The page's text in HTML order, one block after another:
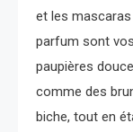
et les
parfum sont
paupières
comme des
biche, tout en